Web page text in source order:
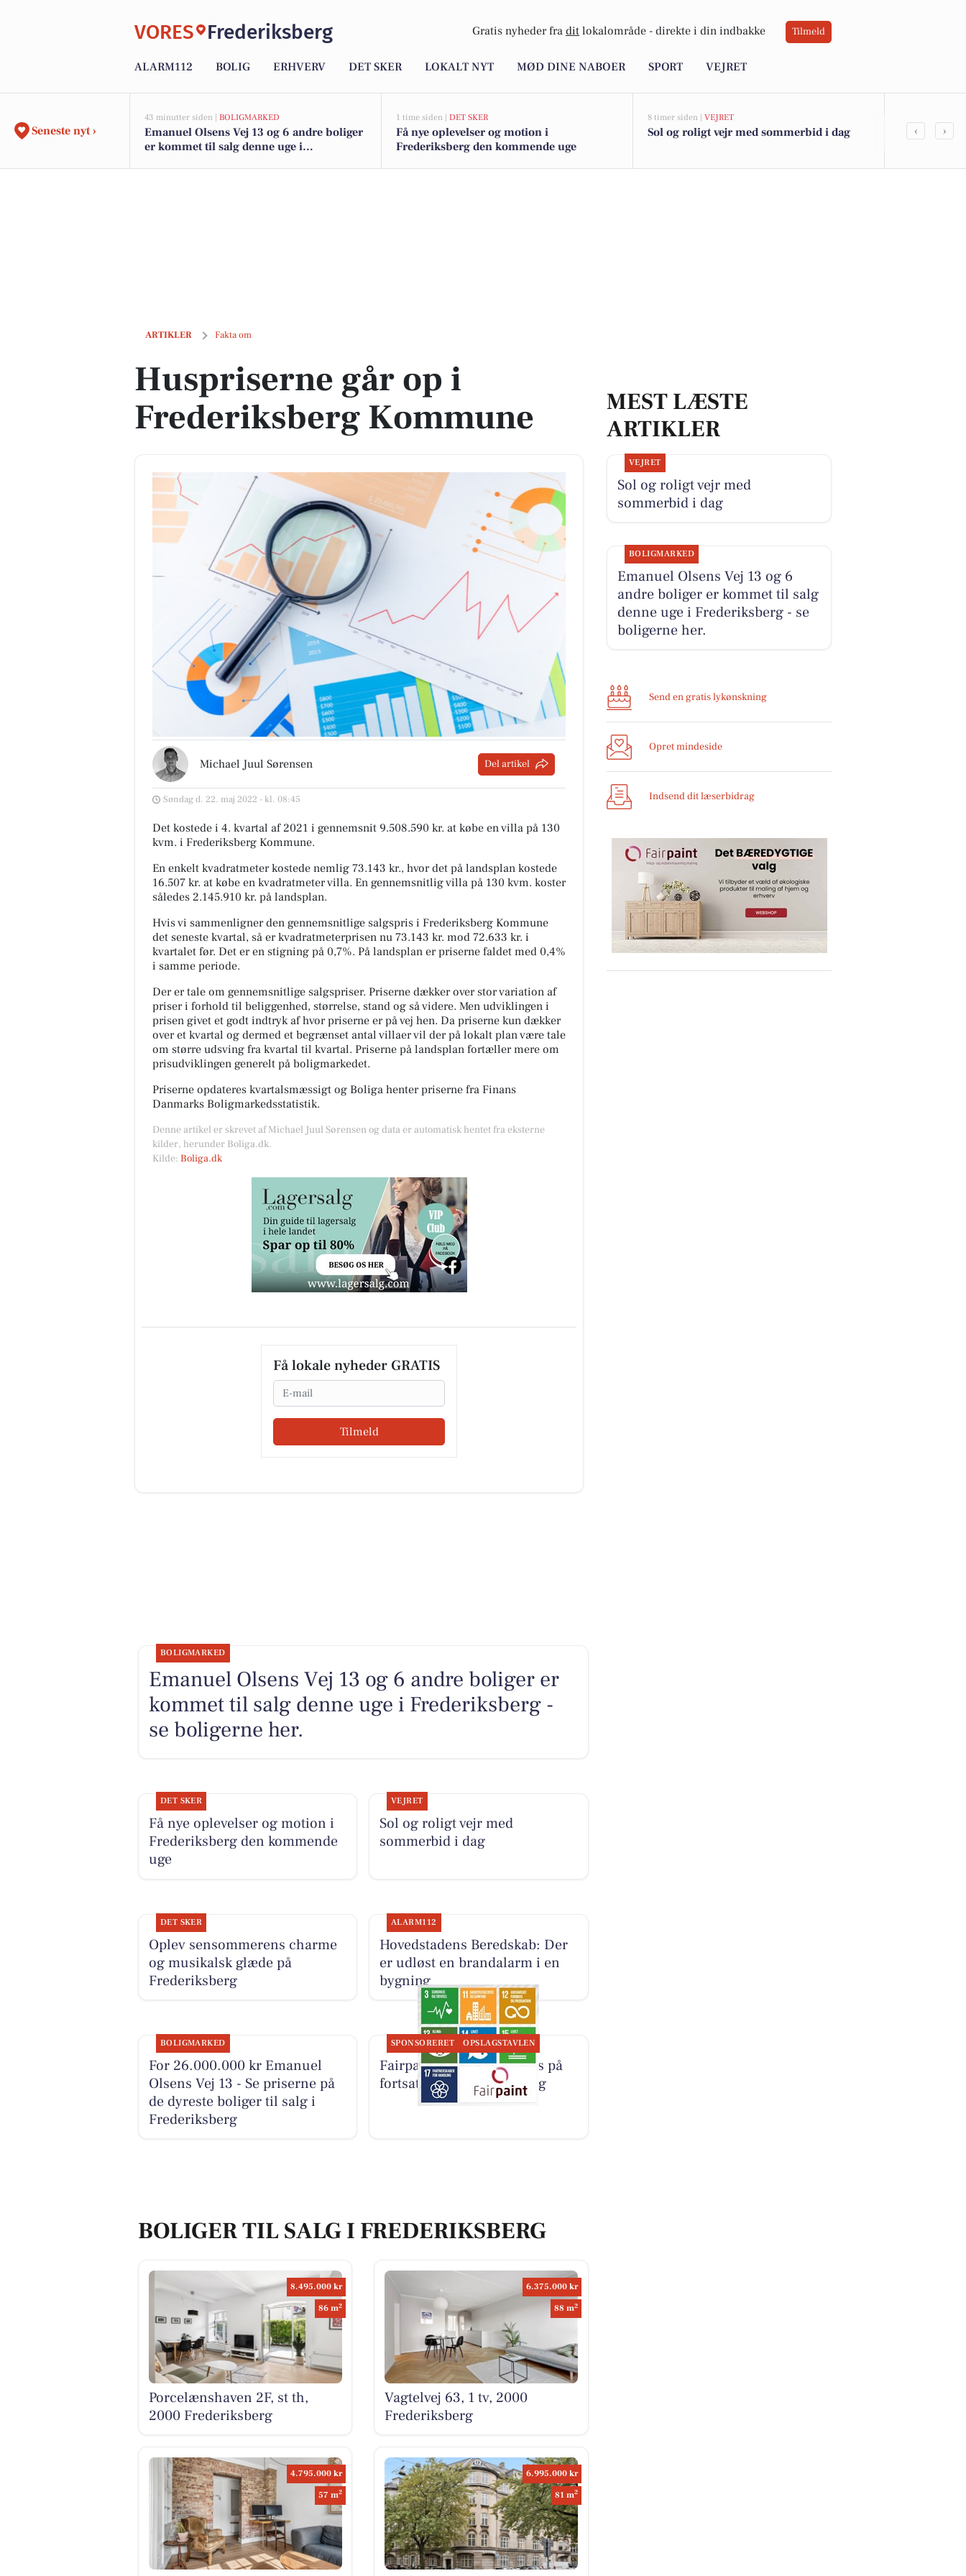
VORES Frederiksberg Gratis nyheder fra dit lokalområde - direkte i din indbakke Tilmeld
ALARM112 BOLIG ERHVERV DET SKER LOKALT NYT MØD DINE NABOER SPORT VEJRET
Seneste nyt ›
43 minutter siden | BOLIGMARKED
Emanuel Olsens Vej 13 og 6 andre boliger
er kommet til salg denne uge i
1 time siden | DET SKER
Få nye oplevelser og motion i
Frederiksberg den kommende uge
8 timer siden | VEJRET
Sol og roligt vejr med sommerbid i dag
Oplev
‹ ›
ARTIKLER Fakta om
Huspriserne går op i Frederiksberg Kommune
Huspriserne går op i
Frederiksberg Kommune
Michael Juul Sørensen Del artikel
Søndag d. 22. maj 2022 - kl. 08:45
Det kostede i 4. kvartal af 2021 i gennemsnit 9.508.590 kr. at købe en villa på 130
kvm. i Frederiksberg Kommune.
En enkelt kvadratmeter kostede nemlig 73.143 kr., hvor det på landsplan kostede
16.507 kr. at købe en kvadratmeter villa. En gennemsnitlig villa på 130 kvm. koster
således 2.145.910 kr. på landsplan.
Hvis vi sammenligner den gennemsnitlige salgspris i Frederiksberg Kommune
det seneste kvartal, så er kvadratmeterprisen nu 73.143 kr. mod 72.633 kr. i
kvartalet før. Det er en stigning på 0,7%. På landsplan er priserne faldet med 0,4%
i samme periode.
Der er tale om gennemsnitlige salgspriser. Priserne dækker over stor variation af
priser i forhold til beliggenhed, størrelse, stand og så videre. Men udviklingen i
prisen givet et godt indtryk af hvor priserne er på vej hen. Da priserne kun dækker
over et kvartal og dermed et begrænset antal villaer vil der på lokalt plan være tale
om større udsving fra kvartal til kvartal. Priserne på landsplan fortæller mere om
prisudviklingen generelt på boligmarkedet.
Priserne opdateres kvartalsmæssigt og Boliga henter priserne fra Finans
Danmarks Boligmarkedsstatistik.
Denne artikel er skrevet af Michael Juul Sørensen og data er automatisk hentet fra eksterne
kilder, herunder Boliga.dk.
Kilde: Boliga.dk
Få lokale nyheder GRATIS
Email
Tilmeld
MEST LÆSTE
ARTIKLER
VEJRET
Sol og roligt vejr med
sommerbid i dag
BOLIGMARKED
Emanuel Olsens Vej 13 og 6
andre boliger er kommet til salg
denne uge i Frederiksberg - se
boligerne her.
Send en gratis lykønskning
Opret mindeside
Indsend dit læserbidrag
BOLIGMARKED
Emanuel Olsens Vej 13 og 6 andre boliger er
kommet til salg denne uge i Frederiksberg -
se boligerne her.
DET SKER
Få nye oplevelser og motion i
Frederiksberg den kommende
uge
VEJRET
Sol og roligt vejr med
sommerbid i dag
DET SKER
Oplev sensommerens charme
og musikalsk glæde på
Frederiksberg
ALARM112
Hovedstadens Beredskab: Der
er udløst en brandalarm i en
bygning
BOLIGMARKED
For 26.000.000 kr Emanuel
Olsens Vej 13 - Se priserne på
de dyreste boliger til salg i
Frederiksberg
SPONSORERET OPSLAGSTAVLEN
Fairpaint ApS sætter fokus på
fortsat brug af plastmaling
BOLIGER TIL SALG I FREDERIKSBERG
8.495.000 kr
86 m2
Porcelænshaven 2F, st th,
2000 Frederiksberg
6.375.000 kr
88 m2
Vagtelvej 63, 1 tv, 2000
Frederiksberg
4.795.000 kr
57 m2
6.995.000 kr
81 m2